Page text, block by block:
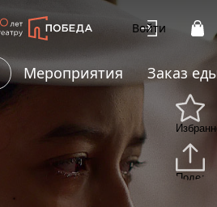
Войти
Мероприятия
Заказ